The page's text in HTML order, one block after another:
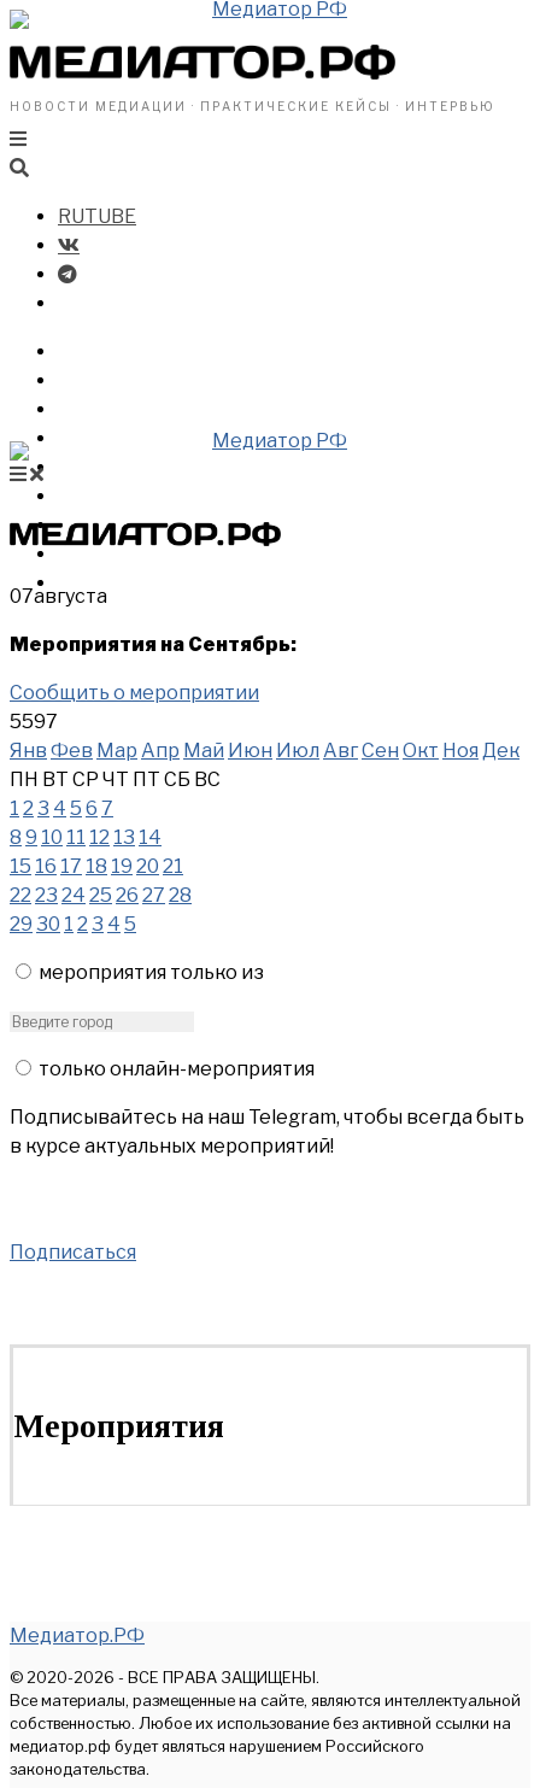
НОВОСТИ МЕДИАЦИИ · ПРАКТИЧЕСКИЕ КЕЙСЫ · ИНТЕРВЬЮ
RUTUBE
ВИДЕО
07августа
Мероприятия на Сентябрь:
Сообщить о мероприятии
5597
Янв Фев Мар Апр Май Июн Июл АвгСен Окт Ноя Дек
ПН ВТ СР ЧТ ПТ СБ ВС
1 2 3 4 5 6 7
8 9 10 11 12 13 14
15 16 17 18 19 20 21
22 23 24 25 26 27 28
29 30 1 2 3 4 5
мероприятия только из
только онлайн-мероприятия
Подписывайтесь на наш Telegram, чтобы всегда быть
в курсе актуальных мероприятий!
Подписаться
Мероприятия
Медиатор.РФ
© 2020-2026 - ВСЕ ПРАВА ЗАЩИЩЕНЫ.
Все материалы, размещенные на сайте, являются интеллектуальной
собственностью. Любое их использование без активной ссылки на
медиатор.рф будет являться нарушением Российского
законодательства.